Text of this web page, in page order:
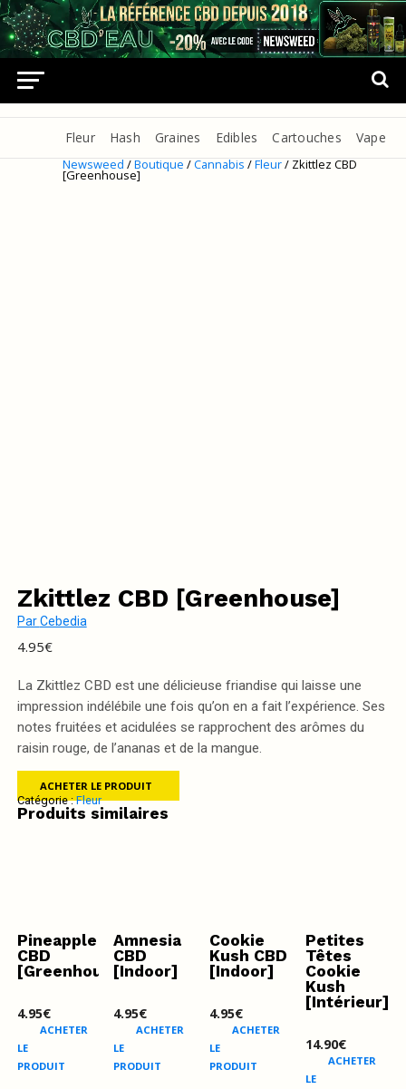
Fleur Hash Graines Edibles Cartouches Vape
Newsweed/Boutique/Cannabis/Fleur/ Zkittlez CBD
[Greenhouse]
Zkittlez CBD [Greenhouse]
ParCebedia
4.95€
La Zkittlez CBD est une délicieuse friandise qui laisse une
impression indélébile une fois qu’on en a fait l’expérience. Ses
notes fruitées et acidulées se rapprochent des arômes du
raisin rouge, de l’ananas et de la mangue.
ACHETER LE PRODUIT
Catégorie :Fleur
Produits similaires
Pineapple
CBD
[Greenhouse]
4.95€
ACHETER
LE
PRODUIT
Amnesia
CBD
[Indoor]
4.95€
ACHETER
LE
PRODUIT
Cookie
Kush CBD
[Indoor]
4.95€
ACHETER
LE
PRODUIT
Petites
Têtes
Cookie
Kush
[Intérieur]
14.90€
ACHETER
LE